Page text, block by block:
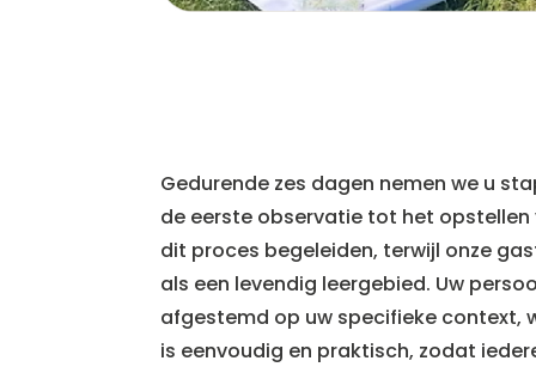
Gedurende zes dagen nemen we u
de eerste observatie tot het
dit proces begeleiden, terwijl onze
als een levendig leergebied. Uw
afgestemd op uw specifieke context,
is eenvoudig en praktisch, zodat